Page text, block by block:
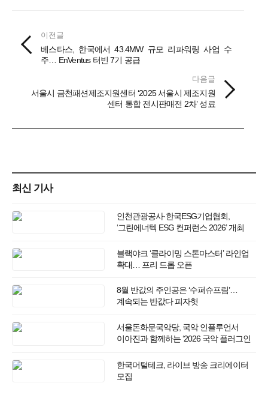
이전글
베스타스, 한국에서 43.4MW 규모 리파워링 사업 수
주… EnVentus 터빈 7기 공급
다음글
서울시 금천패션제조지원센터 ‘2025 서울시 제조지원
센터 통합 전시판매전 2차’ 성료
최신 기사
인천관광공사·한국ESG기업협회,
‘그린에너텍 ESG 컨퍼런스 2026’ 개최
블랙야크 ‘클라이밍 스톤마스터’ 라인업
확대… 프리 드롭 오픈
8월 반값의 주인공은 ‘수퍼슈프림’…
계속되는 반값다 피자헛
서울돈화문국악당, 국악 인플루언서
이아진과 함께하는 ‘2026 국악 플러그인
한국머털테크, 라이브 방송 크리에이터
모집